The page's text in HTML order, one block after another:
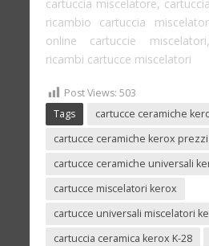
cartuccia miscelatore,
ricambio cartuccia
online cartuccie
ricambi cartucce miscelatori
Post Views: 503
Tags
cartucce ceramiche
cartucce ceramiche kerox prezzi
cartucce ceramiche universali
cartucce miscelatori kerox
cartucce universali miscelatori
cartuccia ceramica kerox K-28